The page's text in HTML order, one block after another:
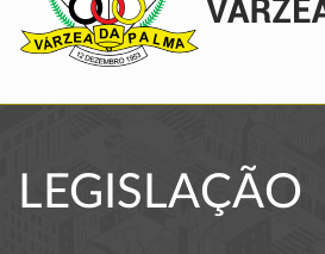
LEGISLAÇÃO